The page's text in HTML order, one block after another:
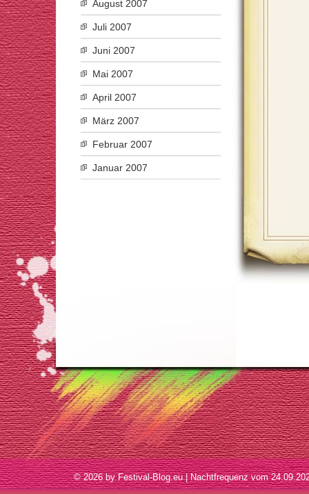
August 2007
Juli 2007
Juni 2007
Mai 2007
April 2007
März 2007
Februar 2007
Januar 2007
© 2026 by Festival-Blog.eu | Nachtfrequenz vom